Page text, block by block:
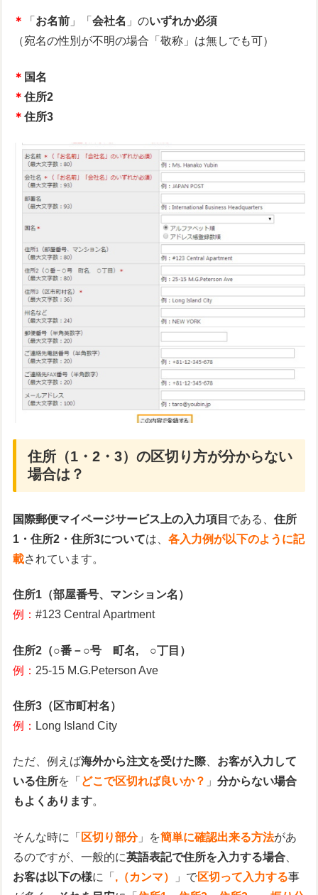
＊ 「 お名前 」「会社名 」のいずれか必須
（宛名の性別が不明の場合「敬称」は無しでも可）
＊ 国名
＊住所2
＊住所3
住所（1・2・3）の区切り方が分からない
場合は？
国際郵便マイページサービス上の入力項目 である、住所
1・住所2・住所3については、各入力例が以下のように記
載されています。
住所1（部屋番号、マンション名）
例：#123 Central Apartment
住所2（○番－○号 町名, ○丁目）
例： 25-15 M.G.Peterson Ave
住所3（区市町村名）
例： Long Island City
ただ、例えば海外から注文を受けた際
お客が入力して
いる住所を「 どこで区切れば良いか？ 」分からない場合
もよくあります。
そんな時に「 区切り部分」を簡単に確認出来る方法があ
るのですが、一般的に英語表記で住所を入力する場合
お客は以下の様に「 ,（カンマ） 」で区切って入力する事